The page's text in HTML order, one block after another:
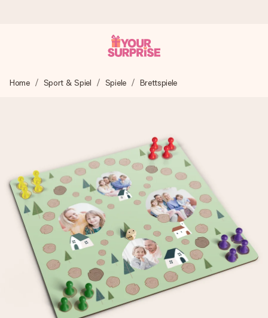
Wir bereiten dein Geschenk sorgfältig vor und schicken es
4,8 (basierend auf +15.000 Bewertungen)
Unsere Geschenke begeistern. Kunden bewerten uns mit
4,8 bei Google Reviews (Gesamtergebnis aller Länder, in
die wir versenden).
Mit Liebe gemacht, im Handumdrehen
Erstelle etwas Einzigartiges in wenigen Schritten – mit
ihrem Namen, deinem Foto oder einer Nachricht von
Herzen. Kein Stress, nur pure Liebe für den perfekten
Moment.
Home Sport & Spiel Spiele Brettspiele